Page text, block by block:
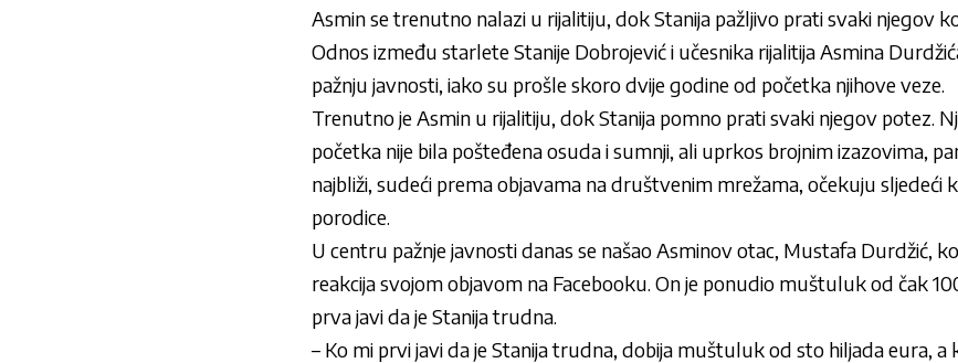
Asmin se trenutno nalazi u rijalitiju, dok Stanija pažljivo prati svaki njegov
Odnos između starlete Stanije Dobrojević i učesnika rijalitija Asmina
pažnju javnosti, iako su prošle skoro dvije godine od početka njihove veze.
Trenutno je Asmin u rijalitiju, dok Stanija pomno prati svaki njegov potez.
početka nije bila pošteđena osuda i sumnji, ali uprkos brojnim izazovima,
najbliži, sudeći prema objavama na društvenim mrežama, očekuju sljedeći
porodice.
U centru pažnje javnosti danas se našao Asminov otac, Mustafa Durdžić,
reakcija svojom objavom na Facebooku. On je ponudio muštuluk od čak
prva javi da je Stanija trudna.
– Ko mi prvi javi da je Stanija trudna, dobija muštuluk od sto hiljada eura, a